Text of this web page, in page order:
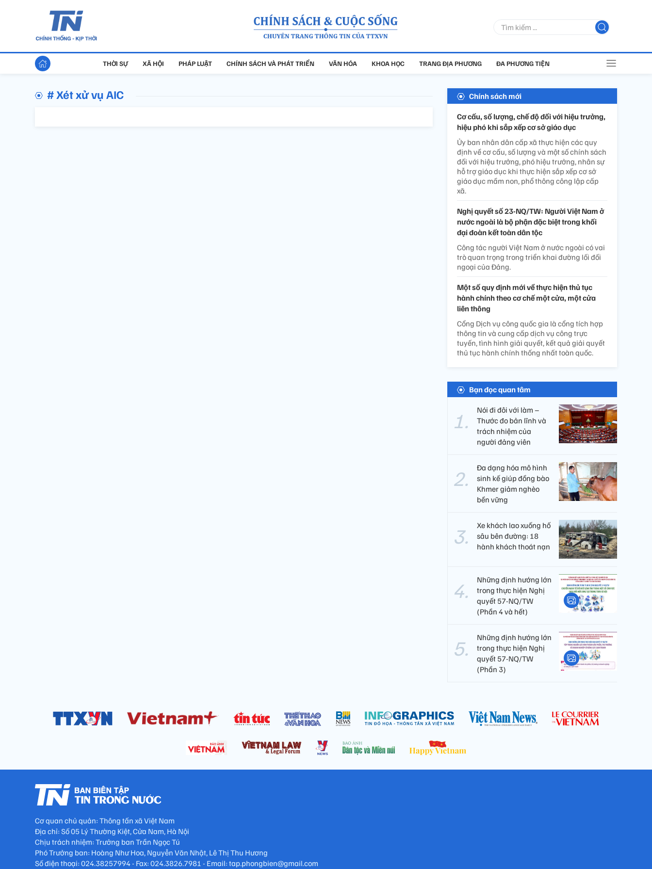
THỜI SỰ XÃ HỘI PHÁP LUẬT CHÍNH SÁCH VÀ PHÁT TRIỂN VĂN HÓA KHOA HỌC TRANG ĐỊA PHƯƠNG ĐA PHƯƠNG TIỆN
# Xét xử vụ AIC Chính sách mới
Cơ cấu, số lượng, chế độ đối với hiệu trưởng,
hiệu phó khi sắp xếp cơ sở giáo dục
Ủy ban nhân dân cấp xã thực hiện các quy
định về cơ cấu, số lượng và một số chính sách
đối với hiệu trưởng, phó hiệu trưởng, nhân sự
hỗ trợ giáo dục khi thực hiện sắp xếp cơ sở
giáo dục mầm non, phổ thông công lập cấp
xã.
Nghị quyết số 23-NQ/TW: Người Việt Nam ở
nước ngoài là bộ phận đặc biệt trong khối
đại đoàn kết toàn dân tộc
Công tác người Việt Nam ở nước ngoài có vai
trò quan trọng trong triển khai đường lối đối
ngoại của Đảng.
Một số quy định mới về thực hiện thủ tục
hành chính theo cơ chế một cửa, một cửa
liên thông
Cổng Dịch vụ công quốc gia là cổng tích hợp
thông tin và cung cấp dịch vụ công trực
tuyến, tình hình giải quyết, kết quả giải quyết
thủ tục hành chính thống nhất toàn quốc.
Bạn đọc quan tâm
Nói đi đôi với làm –
Thước đo bản lĩnh và
trách nhiệm của
người đảng viên​
Đa dạng hóa mô hình
sinh kế giúp đồng bào
Khmer giảm nghèo
bền vững
Xe khách lao xuống hố
sâu bên đường: 18
hành khách thoát nạn
Những định hướng lớn
trong thực hiện Nghị
quyết 57-NQ/TW
(Phần 4 và hết)
Những định hướng lớn
trong thực hiện Nghị
quyết 57-NQ/TW
(Phần 3)
Cơ quan chủ quản: Thông tấn xã Việt Nam
Địa chỉ: Số 05 Lý Thường Kiệt, Cửa Nam, Hà Nội
Chịu trách nhiệm: Trưởng ban Trần Ngọc Tú
Phó Trưởng ban: Hoàng Như Hoa, Nguyễn Văn Nhật, Lê Thị Thu Hương
Số điện thoại: 024.38257994 - Fax: 024.3826.7981 - Email: tap.phongbien@gmail.com